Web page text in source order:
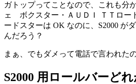
ガトップってことなので、これも分
ェ ボクスター・ＡＵＤＩ ＴＴロー
ードスターは OK なのに、S2000 が
んだろう？
まぁ、でもダメって電話で言われた
S2000 用ロールバーど